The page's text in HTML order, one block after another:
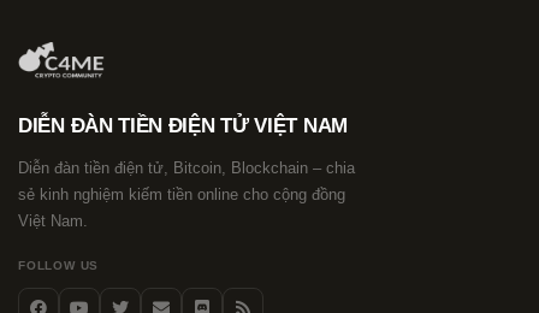
DIỄN ĐÀN TIỀN ĐIỆN TỬ VIỆT NAM
Diễn đàn tiền điện tử, Bitcoin, Blockchain – chia
sẻ kinh nghiệm kiếm tiền online cho cộng đồng
Việt Nam.
FOLLOW US